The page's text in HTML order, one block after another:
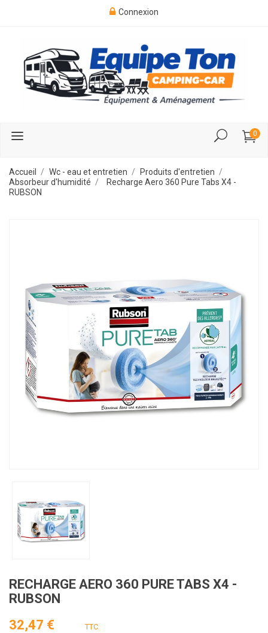
Connexion
0
Accueil Wc - eau et entretien
Produits d'entretien
Absorbeur d'humidité
Recharge Aero 360 Pure Tabs X4 -
RUBSON
RECHARGE AERO 360 PURE TABS X4 -
RUBSON
32,47 €
TTC